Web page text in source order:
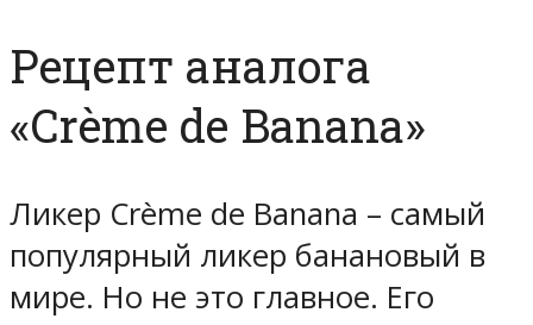
Рецепт аналога
«Crème de Banana»
Ликер Crème de Banana – самый
популярный ликер банановый в
мире. Но не это главное. Его